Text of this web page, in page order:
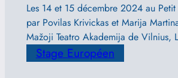
Les 14 et 15 décembre 2024 au
par Povilas Krivickas et Marija
Mažoji Teatro Akademija de Vilnius,
Stage Européen